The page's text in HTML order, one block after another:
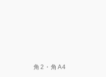
角2・角A4